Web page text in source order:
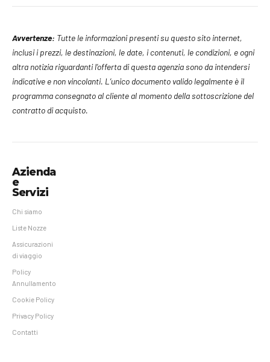
Avvertenze: Tutte le informazioni presenti su questo sito internet,
inclusi i prezzi, le destinazioni, le date, i contenuti, le condizioni, e ogni
altra notizia riguardanti l’offerta di questa agenzia sono da intendersi
indicative e non vincolanti. L’unico documento valido legalmente è il
programma consegnato al cliente al momento della sottoscrizione del
contratto di acquisto.
Azienda
e
Servizi
Chi siamo
Liste Nozze
Assicurazioni
di viaggio
Policy
Annullamento
Cookie Policy
Privacy Policy
Contatti